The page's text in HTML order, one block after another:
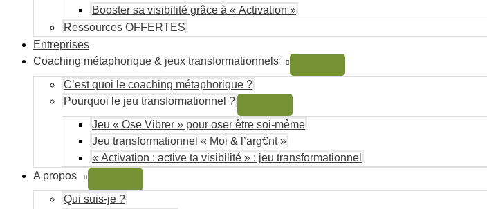
Booster sa visibilité grâce à « Activation »
Ressources OFFERTES
Entreprises
Coaching métaphorique & jeux transformationnels
C’est quoi le coaching métaphorique ?
Pourquoi le jeu transformationnel ?
Jeu « Ose Vibrer » pour oser être soi-même
Jeu transformationnel « Moi & l’arg€nt »
« Activation : active ta visibilité » : jeu transformationnel
A propos
Qui suis-je ?